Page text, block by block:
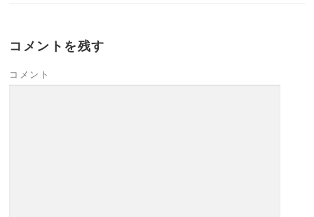
コメントを残す
コメント